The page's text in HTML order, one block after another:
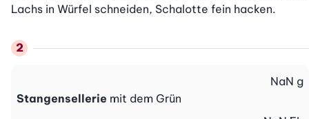
Lachs in Würfel schneiden, Schalotte fein hacken.
Stangensellerie mit dem Grün
NaN g